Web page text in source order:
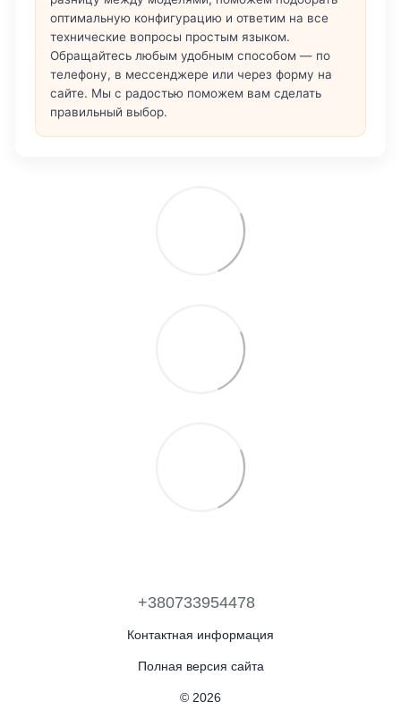
оптимальную конфигурацию и ответим на все
технические вопросы простым языком.
Обращайтесь любым удобным способом — по
телефону, в мессенджере или через форму на
сайте. Мы с радостью поможем вам сделать
правильный выбор.
+380733954478
Контактная информация
Полная версия сайта
© 2026